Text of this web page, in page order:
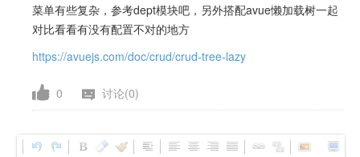
菜单有些复杂，参考dept模块吧，另外搭配avue懒加载树一起
对比看看有没有配置不对的地方
https://avuejs.com/doc/crud/crud-tree-lazy
0 讨论(0)